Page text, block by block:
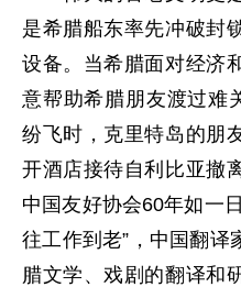
是希腊船东率先冲破封
设备。当希腊面对经济
意帮助希腊朋友渡过难
纷飞时，克里特岛的朋
开酒店接待自利比亚撤
中国友好协会60年如一
往工作到老”，中国翻译
腊文学、戏剧的翻译和